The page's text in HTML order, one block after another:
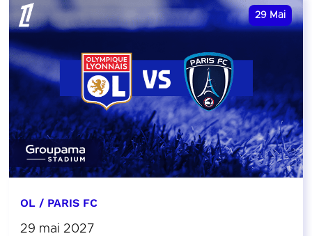
29 Mai
OL / PARIS FC
29 mai 2027